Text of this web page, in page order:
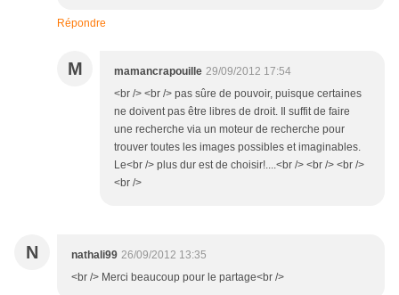
Répondre
M mamancrapouille 29/09/2012 17:54
<br /> <br /> pas sûre de pouvoir, puisque certaines
ne doivent pas être libres de droit. Il suffit de faire
une recherche via un moteur de recherche pour
trouver toutes les images possibles et imaginables.
Le<br /> plus dur est de choisir!....<br /> <br /> <br />
<br />
N nathali99 26/09/2012 13:35
<br /> Merci beaucoup pour le partage<br />